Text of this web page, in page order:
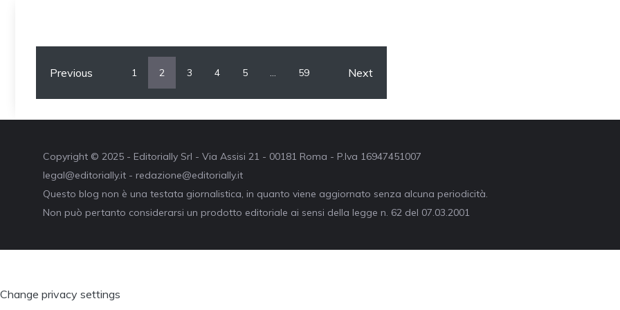
Previous 1 2 3 4 5 … 59 Next
Copyright © 2025 - Editorially Srl - Via Assisi 21 - 00181 Roma - P.Iva 16947451007
legal@editorially.it - redazione@editorially.it
Questo blog non è una testata giornalistica, in quanto viene aggiornato senza alcuna periodicità.
Non può pertanto considerarsi un prodotto editoriale ai sensi della legge n. 62 del 07.03.2001
Change privacy settings